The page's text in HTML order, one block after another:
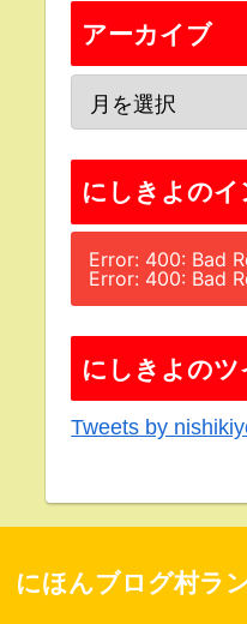
アーカイブ
にしきよのイ
Error: 400: Bad
Error: 400: Bad
にしきよのツ
Tweets by
にほんブログ村ラ